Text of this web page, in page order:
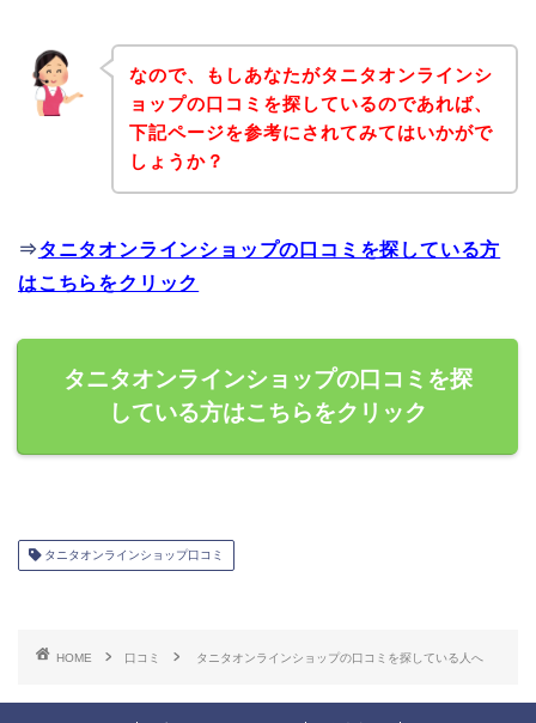
なので、もしあなたがタニタオンラインシ
ョップの口コミを探しているのであれば、
下記ページを参考にされてみてはいかがで
しょうか？
⇒タニタオンラインショップの口コミを探している方
はこちらをクリック
タニタオンラインショップの口コミを探
している方はこちらをクリック
タニタオンラインショップ口コミ
HOME 口コミ タニタオンラインショップの口コミを探している人へ